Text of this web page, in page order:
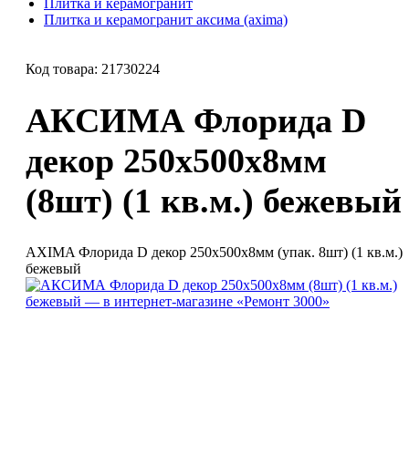
Плитка и керамогранит
Плитка и керамогранит аксима (axima)
Код товара: 21730224
АКСИМА Флорида D
декор 250х500х8мм
(8шт) (1 кв.м.) бежевый
AXIMA Флорида D декор 250х500х8мм (упак. 8шт) (1 кв.м.)
бежевый